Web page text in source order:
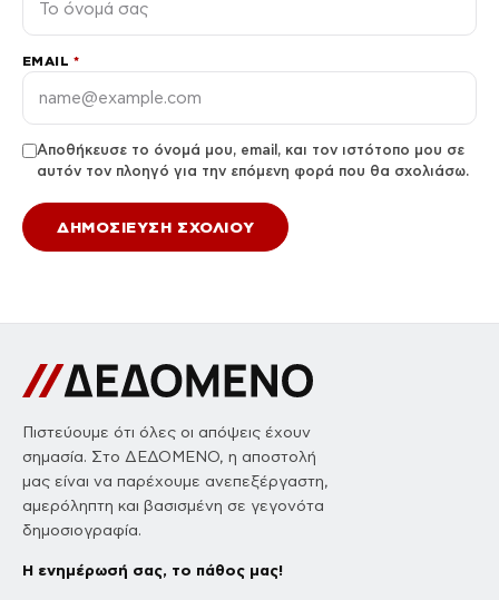
EMAIL *
Αποθήκευσε το όνομά μου, email, και τον ιστότοπο μου σε
αυτόν τον πλοηγό για την επόμενη φορά που θα σχολιάσω.
Πιστεύουμε ότι όλες οι απόψεις έχουν
σημασία. Στο ΔΕΔΟΜΕΝΟ, η αποστολή
μας είναι να παρέχουμε ανεπεξέργαστη,
αμερόληπτη και βασισμένη σε γεγονότα
δημοσιογραφία.
Η ενημέρωσή σας, το πάθος μας!